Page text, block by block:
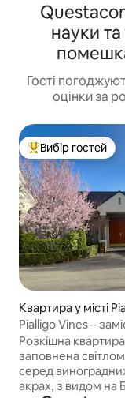
науки
Гості
оцінки за
Топ вибір гостей
Вибір гостей
Квартира у місті
Pialligo Vines –
Розкішна
заповнена
серед
акрах, з видом на